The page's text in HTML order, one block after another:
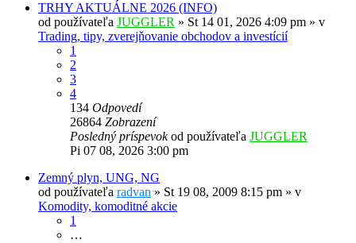
TRHY AKTUÁLNE 2026 (INFO)
od používateľa JUGGLER » St 14 01, 2026 4:09 pm » v
Trading, tipy, zverejňovanie obchodov a investícií
1
2
3
4
134 Odpovedí
26864 Zobrazení
Posledný príspevokod používateľa JUGGLER
Pi 07 08, 2026 3:00 pm
Zemný plyn, UNG, NG
od používateľa radvan » St 19 08, 2009 8:15 pm » v
Komodity, komoditné akcie
1
…